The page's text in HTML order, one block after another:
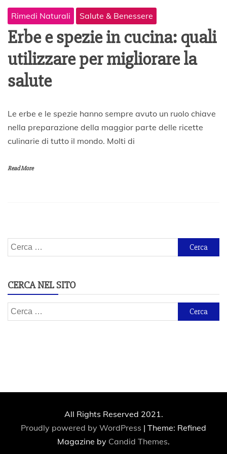
Rimedi Naturali Salute & Benessere
Erbe e spezie in cucina: quali
utilizzare per migliorare la
salute
1
e
n
i
Le erbe e le spezie hanno sempre avuto un ruolo chiave
nella preparazione della maggior parte delle ricette
culinarie di tutto il mondo. Molti di
Read More
Ricerca
per:
CERCA NEL SITO
Ricerca
per:
All Rights Reserved 2021.
Proudly powered by WordPress | Theme: Refined
Magazine by Candid Themes.